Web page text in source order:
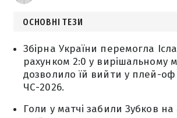
ОСНОВНІ ТЕЗИ
Збірна України перемогла
рахунком 2:0 у вирішальному
дозволило їй вийти у плей-оф
ЧС-2026.
Голи у матчі забили Зубков на